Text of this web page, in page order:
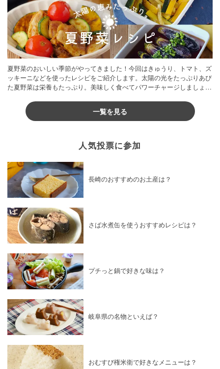
夏野菜のおいしい季節がやってきました！今回はきゅうり、トマト、ズ
ッキーニなどを使ったレシピをご紹介します。太陽の光をたっぷりあび
た夏野菜は栄養もたっぷり。美味しく食べてパワーチャージしましょう
一覧を見る
人気投票に参加
長崎のおすすめのお土産は？
さば水煮缶を使うおすすめレシピは？
プチっと鍋で好きな味は？
岐阜県の名物といえば？
おむすび権米衛で好きなメニューは？